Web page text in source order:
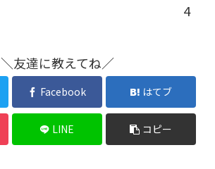
4
＼友達に教えてね／
Facebook はてブ
LINE コピー